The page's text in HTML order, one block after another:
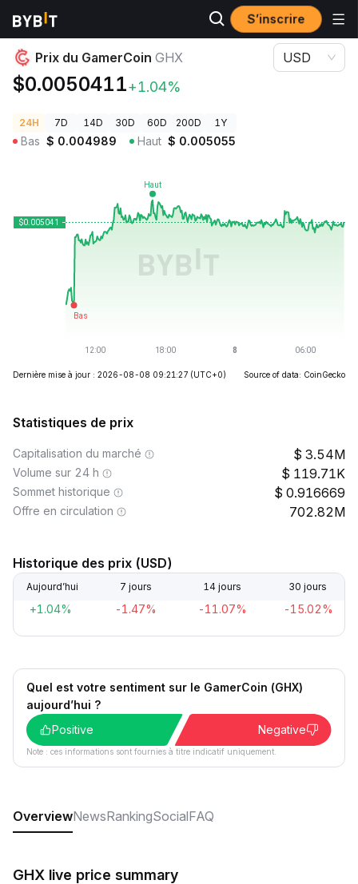
S’inscrire
Prix des cryptos Prix du GamerCoin GHX
Prix du GamerCoin GHX
$0.0050411+1.04%
USD
24H 7D 14D 30D 60D 200D 1Y
Bas $ 0.004989 Haut $ 0.005055
Dernière mise à jour : 2026-08-08 09:21:27 (UTC+0) Source of data: CoinGecko
Statistiques de prix
Capitalisation du marché 3.54M
Volume sur 24 h 119.71K
Sommet historique 0.916669
Offre en circulation 702.82M
Historique des prix (USD)
Aujourd’hui 7 jours 14 jours 30 jours
+1.04% -1.47% -11.07% -15.02%
Quel est votre sentiment sur le GamerCoin (GHX)
aujourd’hui ?
Positive
Negative
Note : ces informations sont fournies à titre indicatif uniquement.
OverviewNewsRankingSocialFAQ
GHX live price summary